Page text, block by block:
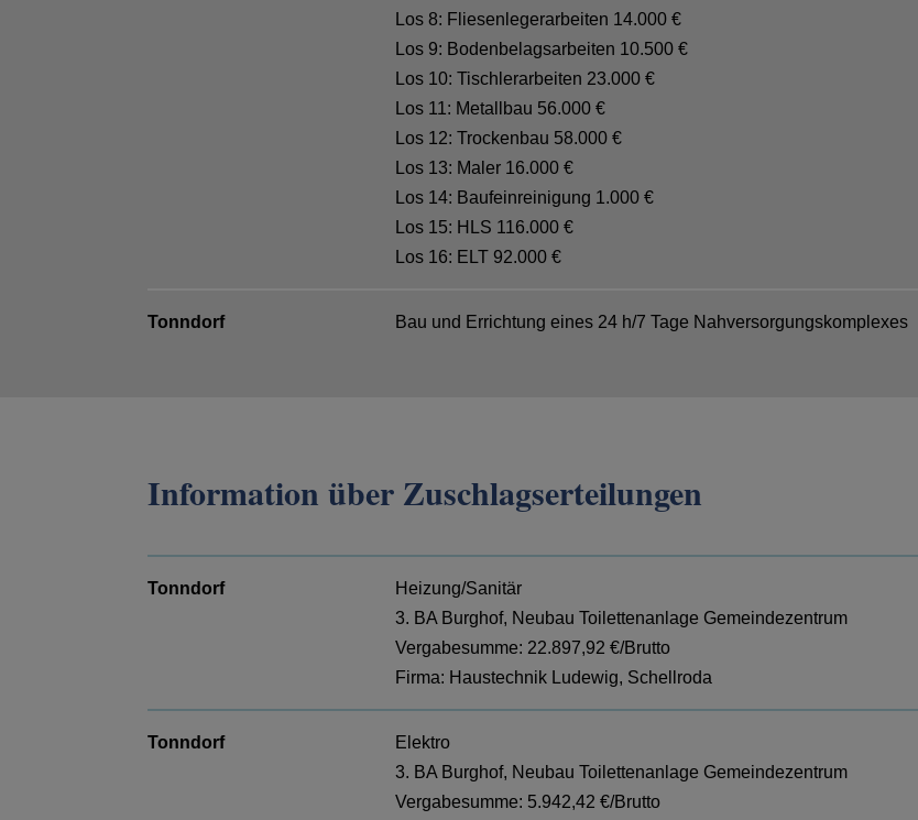
Los 8: Fliesenlegerarbeiten 14.000 €
Los 9: Bodenbelagsarbeiten 10.500 €
Los 10: Tischlerarbeiten 23.000 €
Los 11: Metallbau 56.000 €
Los 12: Trockenbau 58.000 €
Los 13: Maler 16.000 €
Los 14: Baufeinreinigung 1.000 €
Los 15: HLS 116.000 €
Los 16: ELT 92.000 €
Tonndorf Bau und Errichtung eines 24 h/7 Tage Nahversorgungskomplexes
Information über Zuschlagserteilungen
Tonndorf
Heizung/Sanitär
3. BA Burghof, Neubau Toilettenanlage Gemeindezentrum
Vergabesumme: 22.897,92 €/Brutto
Firma: Haustechnik Ludewig, Schellroda
Tonndorf
Elektro
3. BA Burghof, Neubau Toilettenanlage Gemeindezentrum
Vergabesumme: 5.942,42 €/Brutto